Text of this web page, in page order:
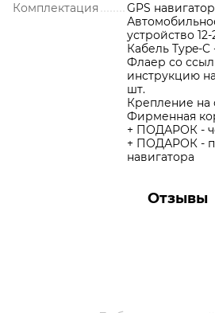
Комплектация
GPS
устройство
Кабель Type-C
Флаер со
инструкцию
шт.
Крепление на
Фирменная
+ ПОДАРОК -
+ ПОДАРОК -
навигатора
Отзывы